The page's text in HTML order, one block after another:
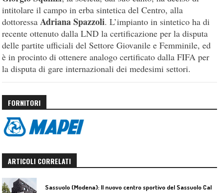
intitolare il campo in erba sintetica del Centro, alla
dottoressa Adriana Spazzoli. L’impianto in sintetico ha di
recente ottenuto dalla LND la certificazione per la disputa
delle partite ufficiali del Settore Giovanile e Femminile, ed
è in procinto di ottenere analogo certificato dalla FIFA per
la disputa di gare internazionali dei medesimi settori.
FORNITORI
ARTICOLI CORRELATI